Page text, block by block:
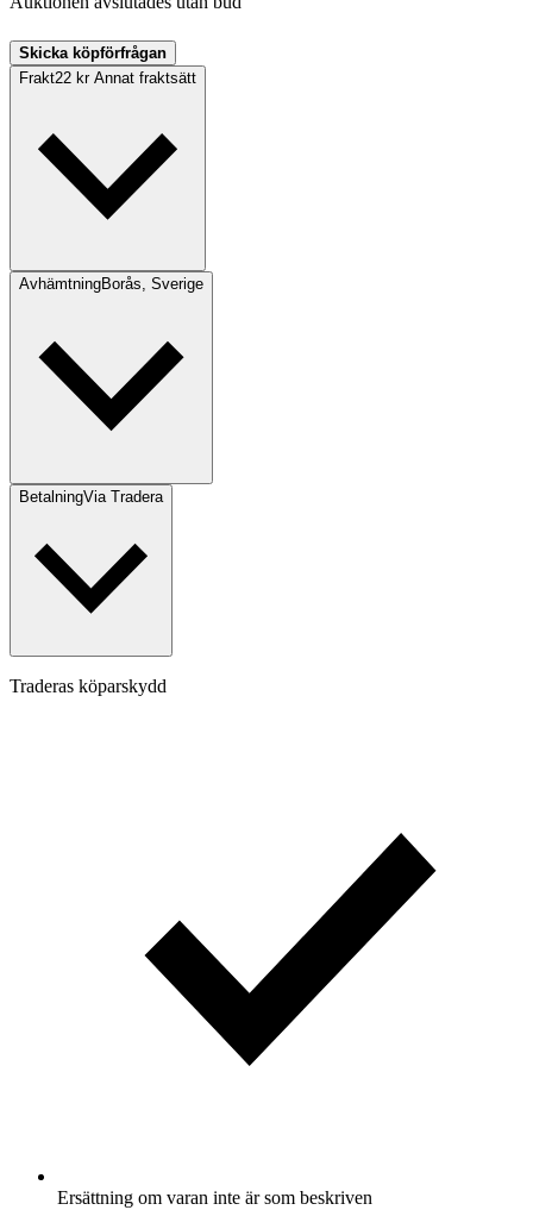
Skicka köpförfrågan
Frakt22 kr Annat fraktsätt
AvhämtningBorås, Sverige
BetalningVia Tradera
Traderas köparskydd
Ersättning om varan inte är som beskriven